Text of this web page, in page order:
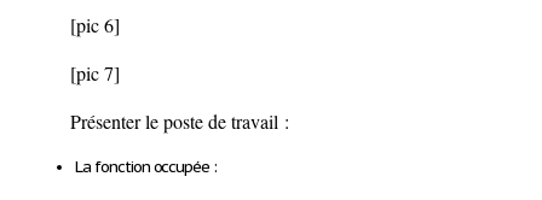
[pic 6]
[pic 7]
Présenter le poste de travail :
La fonction occupée :